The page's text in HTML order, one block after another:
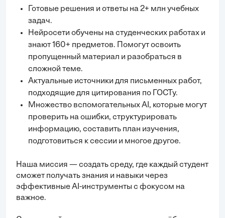
Готовые решения и ответы на 2+ млн учебных
задач.
Нейросети обучены на студенческих работах и
знают 160+ предметов. Помогут освоить
пропущенный материал и разобраться в
сложной теме.
Актуальные источники для письменных работ,
подходящие для цитирования по ГОСТу.
Множество вспомогательных AI, которые могут
проверить на ошибки, структурировать
информацию, составить план изучения,
подготовиться к сессии и многое другое.
Наша миссия — создать среду, где каждый студент
сможет получать знания и навыки через
эффективные AI-инструменты с фокусом на
важное.